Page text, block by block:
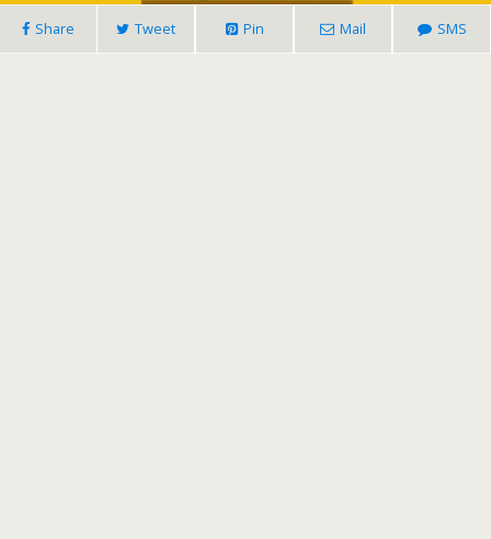
Share Tweet Pin Mail SMS